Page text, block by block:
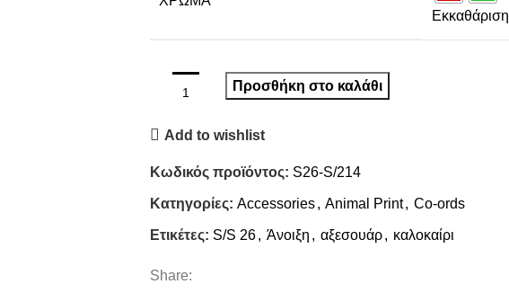
Εκκαθάριση
Προσθήκη στο καλάθι
Add to wishlist
Κωδικός προϊόντος: S26-S/214
Κατηγορίες: Accessories, Animal Print, Co-ords
Ετικέτες: S/S 26, Άνοιξη , αξεσουάρ, καλοκαίρι
Share: